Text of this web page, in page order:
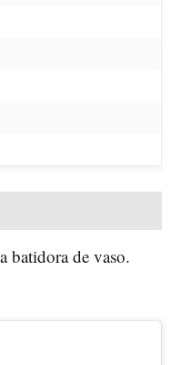
batidora de vaso.